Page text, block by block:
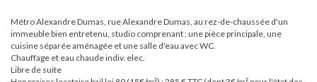
Métro Alexandre Dumas, rue Alexandre Dumas, au rez-de-chaussée d'un
immeuble bien entretenu, studio comprenant : une pièce principale, une
cuisine séparée aménagée et une salle d'eau avec WC.
Chauffage et eau chaude indiv. elec.
Libre de suite